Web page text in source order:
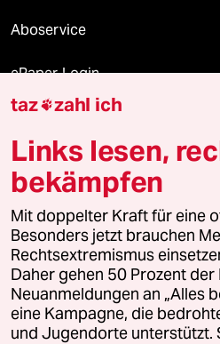
Aboservice
ePaper Login
Downloads für Abonnierende
© 2026 taz Verlags und
Alle Rechte vorbehalten. Bei rechtlichen
wenden Sie sich bitte an
lizenzen@taz.de
Feedback Redaktionsstatut
Leitlinie Informant
taz zahl ich
Links lesen,
bekämpfen
Mit doppelter Kraft für eine
Besonders jetzt brauchen
Rechtsextremismus
Daher gehen 50 Prozent der
Neuanmeldungen an „Alles
eine Kampagne, die
und Jugendorte unterstützt.